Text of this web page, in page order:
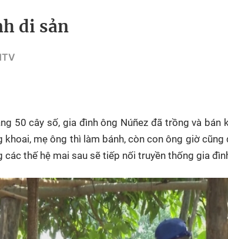
Phim
Phim truyền hình
HTV Sự kiện
Made By Vietnam
Innovation Fest
Chung một tấm
lòng
HTV
Cuộc
Cúp
Cuộc
HTV
SEA
di sản
50 cây số, gia đình ông Núñez đã trồng và bán
mẹ ông thì làm bánh, còn con ông giờ cũng
thế hệ mai sau sẽ tiếp nối truyền thống gia